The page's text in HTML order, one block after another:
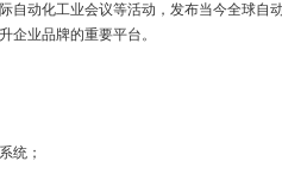
自动化工业会议等活动，发布当今全球自
企业品牌的重要平台。
统；